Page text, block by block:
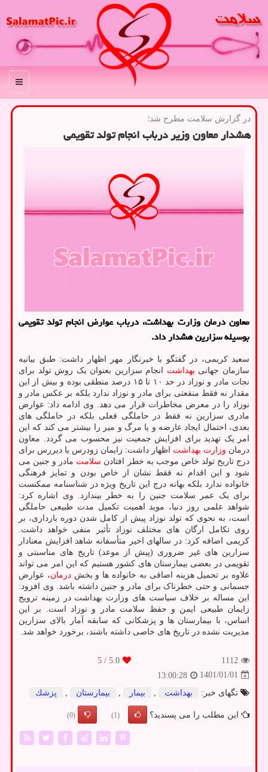
منو
در گزارش سلامت مطرح شد؛
هشدار معاون وزیر درباب انجام تولد تقویمی
معاون درمان وزارت بهداشت، درباب عوارض انجام تولد تقویمی
بوسیله سزارین هشدار داد.
سعید کریمی، در گفتگو با خبرنگار مهر اظهار داشت: طبق بیانیه
سازمان جهانی بهداشت انجام سزارین بعنوان یک روش تولد برای
نجات مادر و نوزاد در حد ۱۰ تا ۱۵ درصد منطقی بوده و بیش از این
مقدار نه فقط منفعتی برای مادر و نوزاد ندارد بلکه بر عکس مادر و
نوزاد را در معرض مخاطرات قرار می دهد. وی ادامه داد: عوارض
مادری سزارین نه فقط در حاملگی فعلی بلکه در حاملگی های
بعدی، احتمال ایجاد عارضه و یا مرگ و میر را بیشتر می کند که این
امر یک تهدید برای افزایش جمعیت نیز محسوب می گردد. معاون
درمان وزارت بهداشت اظهار داشت: زایمان زودرس یا دیررس برای
درج تاریخ تولد خاص موجب به خطر افتادن سلامت مادر و جنین می
شود و این اقدام نه فقط نشان از خاص بودن و تمایز فرهنگی
خانواده ندارد بلکه بهانه درج این تاریخ ویژه در شناسنامه ممکنست
برای یک عمر سلامت جنین را به خطر بیندازد. وی اشاره کرد:
شواهد علمی روز دنیا، موید اهمیت تکمیل مدت طبیعی حاملگی
است، به نحوی که تولد نوزاد پیش از کامل شدن دوره بارداری، بر
روی تکامل ارگان های مختلف نوزاد تأثیر منفی خواهد داشت.
کریمی اضافه کرد: در سالهای اخیر متأسفانه شاهد افزایش معنادار
سزارین های غیر ضروری (پیش از موعد) تاریخ های مناسبتی و
تقویمی در بعضی بیمارستان های کشور هستیم که این امر می تواند
علاوه بر تحمیل هزینه اضافی به خانواده ها و بخشدرمان، عوارض
جسمانی و حتی خطرناک برای مادر و جنین داشته باشد. وی افزود:
این مساله بر خلاف سیاست های وزارت بهداشت در زمینه ترویج
زایمان طبیعی ایمن و حفظ سلامت مادر و نوزاد است. بر این
اساس، با بیمارستان ها و پزشکانی که سابقه آمار بالای سزارین
مدیریت نشده در تاریخ های خاصی داشته باشند، برخورد خواهد شد.
1112
5.0
/ 5
1401/01/01
13:00:28
تگهای خبر:
بهداشت , بیمار , بیمارستان , پزشك
این مطلب را می پسندید؟ (1)
(0)